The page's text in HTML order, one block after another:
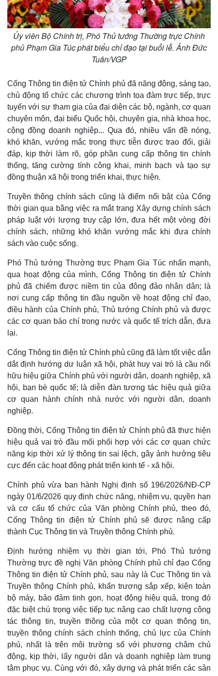
Chứng khoán
Giá cà phê
Pháp luật
Tin nóng
Tư vấn luật
Quân sự - Quốc phòng
Vũ khí
Việt Nam
Phân tích
Ủy viên Bộ Chính trị, Phó Thủ tướng Thường trực Chính
phủ Phạm Gia Túc phát biểu chỉ đạo tại buổi lễ. Ảnh Đức
Tuân/VGP
Cổng Thông tin điện tử Chính phủ đã năng động, sáng tạo,
chủ động tổ chức các chương trình tọa đàm trực tiếp, trực
tuyến với sự tham gia của đại diện các bộ, ngành, cơ quan
chuyên môn, đại biểu Quốc hội, chuyên gia, nhà khoa học,
cộng đồng doanh nghiệp... Qua đó, nhiều vấn đề nóng,
khó khăn, vướng mắc trong thực tiễn được trao đổi, giải
đáp, kịp thời làm rõ, góp phần cung cấp thông tin chính
thống, tăng cường tính công khai, minh bạch và tạo sự
đồng thuận xã hội trong triển khai, thực hiện.
Truyền thông chính sách cũng là điểm nổi bật của Cổng
thời gian qua bằng việc ra mắt trang Xây dựng chính sách
pháp luật với lượng truy cập lớn, đưa hết một vòng đời
chính sách, những khó khăn vướng mắc khi đưa chính
sách vào cuộc sống.
Phó Thủ tướng Thường trực Phạm Gia Túc nhấn mạnh,
qua hoạt động của mình, Cổng Thông tin điện tử Chính
phủ đã chiếm được niềm tin của đông đảo nhân dân; là
nơi cung cấp thông tin đầu nguồn về hoạt động chỉ đạo,
điều hành của Chính phủ, Thủ tướng Chính phủ và được
các cơ quan báo chí trong nước và quốc tế trích dẫn, đưa
lại.
Cổng Thông tin điện tử Chính phủ cũng đã làm tốt việc dẫn
dắt định hướng dư luận xã hội, phát huy vai trò là cầu nối
hữu hiệu giữa Chính phủ với người dân, doanh nghiệp, xã
hội, bạn bè quốc tế; là diễn đàn tương tác hiệu quả giữa
cơ quan hành chính nhà nước với người dân, doanh
nghiệp.
Đồng thời, Cổng Thông tin điện tử Chính phủ đã thực hiện
hiệu quả vai trò đầu mối phối hợp với các cơ quan chức
năng kịp thời xử lý thông tin sai lệch, gây ảnh hưởng tiêu
cực đến các hoạt động phát triển kinh tế - xã hội.
Chính phủ vừa ban hành Nghị định số 196/2026/NĐ-CP
ngày 01/6/2026 quy định chức năng, nhiệm vụ, quyền hạn
và cơ cấu tổ chức của Văn phòng Chính phủ, theo đó,
Cổng Thông tin điện tử Chính phủ sẽ được nâng cấp
thành Cục Thông tin và Truyền thông Chính phủ.
Định hướng nhiệm vụ thời gian tới, Phó Thủ tướng
Thường trực đề nghị Văn phòng Chính phủ chỉ đạo Cổng
Thông tin điện tử Chính phủ, sau này là Cục Thông tin và
Truyền thông Chính phủ, khẩn trương sắp xếp, kiện toàn
bộ máy, bảo đảm tinh gọn, hoạt động hiệu quả, trong đó
đặc biệt chú trọng việc tiếp tục nâng cao chất lượng công
tác thông tin, truyền thông của một cơ quan thông tin,
truyền thông chính sách chính thống, chủ lực của Chính
phủ, nhất là trên môi trường số với phương châm chủ
động, kịp thời, lấy người dân và doanh nghiệp làm trung
tâm phục vụ. Cùng với đó, xây dựng và phát triển các sản